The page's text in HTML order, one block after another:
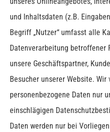
und Inhaltsdaten (z.B.
Begriff „Nutzer“ umfasst alle
Datenverarbeitung betroffener
unsere Geschäftspartner,
Besucher unserer Website. Wir
personenbezogene Daten nur
einschlägigen
Daten werden nur bei